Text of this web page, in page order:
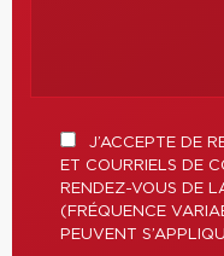
J’ACCEPTE DE
ET COURRIELS DE
RENDEZ-VOUS DE
(FRÉQUENCE
PEUVENT